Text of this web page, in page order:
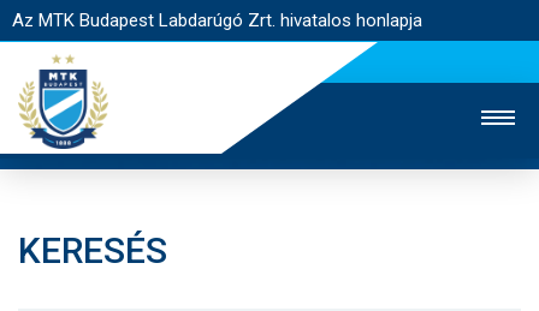
Az MTK Budapest Labdarúgó Zrt. hivatalos honlapja
KERESÉS